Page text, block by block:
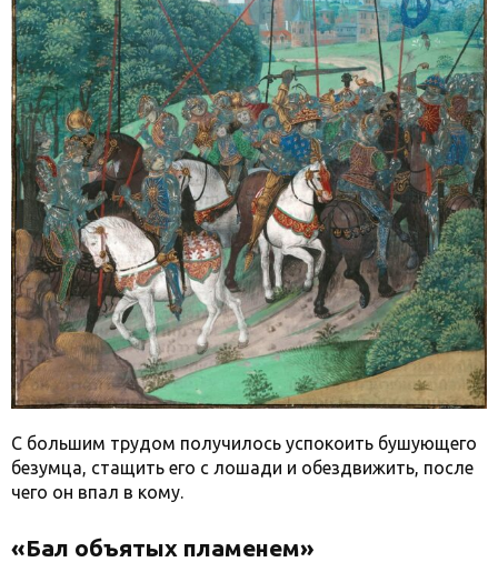
С большим трудом получилось успокоить бушующего
безумца, стащить его с лошади и обездвижить, после
чего он впал в кому.
«Бал объятых пламенем»